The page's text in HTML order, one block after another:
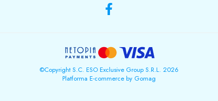
©Copyright S.C. ESO Exclusive Group S.R.L. 2026
Platforma E-commerce by Gomag